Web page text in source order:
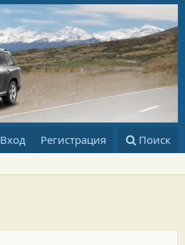
Вход Регистрация Поиск